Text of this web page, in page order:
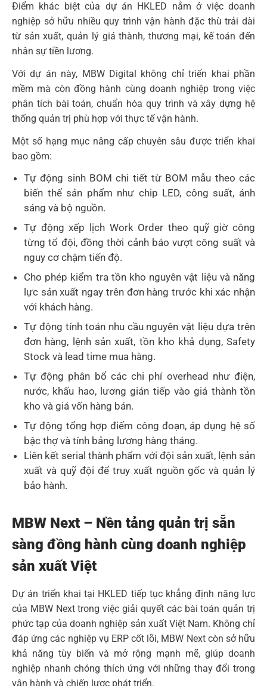
Điểm khác biệt của dự án HKLED nằm ở việc doanh
nghiệp sở hữu nhiều quy trình vận hành đặc thù trải dài
từ sản xuất, quản lý giá thành, thương mại, kế toán đến
nhân sự tiền lương.
Với dự án này, MBW Digital không chỉ triển khai phần
mềm mà còn đồng hành cùng doanh nghiệp trong việc
phân tích bài toán, chuẩn hóa quy trình và xây dựng hệ
thống quản trị phù hợp với thực tế vận hành.
Một số hạng mục nâng cấp chuyên sâu được triển khai
bao gồm:
Tự động sinh BOM chi tiết từ BOM mẫu theo các
biến thể sản phẩm như chip LED, công suất, ánh
sáng và bộ nguồn.
Tự động xếp lịch Work Order theo quỹ giờ công
từng tổ đội, đồng thời cảnh báo vượt công suất và
nguy cơ chậm tiến độ.
Cho phép kiểm tra tồn kho nguyên vật liệu và năng
lực sản xuất ngay trên đơn hàng trước khi xác nhận
với khách hàng.
Tự động tính toán nhu cầu nguyên vật liệu dựa trên
đơn hàng, lệnh sản xuất, tồn kho khả dụng, Safety
Stock và lead time mua hàng.
Tự động phân bổ các chi phí overhead như điện,
nước, khấu hao, lương gián tiếp vào giá thành tồn
kho và giá vốn hàng bán.
Tự động tổng hợp điểm công đoạn, áp dụng hệ số
bậc thợ và tính bảng lương hàng tháng.
Liên kết serial thành phẩm với đội sản xuất, lệnh sản
xuất và quỹ đội để truy xuất nguồn gốc và quản lý
bảo hành.
MBW Next – Nền tảng quản trị sẵn
sàng đồng hành cùng doanh nghiệp
sản xuất Việt
Dự án triển khai tại HKLED tiếp tục khẳng định năng lực
của MBW Next trong việc giải quyết các bài toán quản trị
phức tạp của doanh nghiệp sản xuất Việt Nam. Không chỉ
đáp ứng các nghiệp vụ ERP cốt lõi, MBW Next còn sở hữu
khả năng tùy biến và mở rộng mạnh mẽ, giúp doanh
nghiệp nhanh chóng thích ứng với những thay đổi trong
vận hành và chiến lược phát triển.